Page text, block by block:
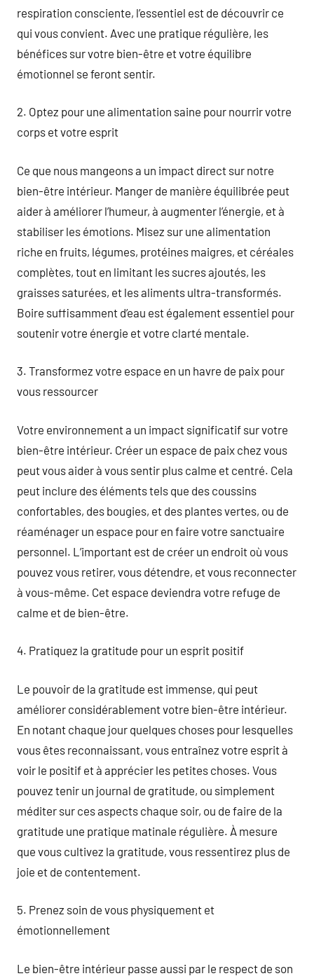
respiration consciente, l’essentiel est de découvrir ce
qui vous convient. Avec une pratique régulière, les
bénéfices sur votre bien-être et votre équilibre
émotionnel se feront sentir.
2. Optez pour une alimentation saine pour nourrir votre
corps et votre esprit
Ce que nous mangeons a un impact direct sur notre
bien-être intérieur. Manger de manière équilibrée peut
aider à améliorer l’humeur, à augmenter l’énergie, et à
stabiliser les émotions. Misez sur une alimentation
riche en fruits, légumes, protéines maigres, et céréales
complètes, tout en limitant les sucres ajoutés, les
graisses saturées, et les aliments ultra-transformés.
Boire suffisamment d’eau est également essentiel pour
soutenir votre énergie et votre clarté mentale.
3. Transformez votre espace en un havre de paix pour
vous ressourcer
Votre environnement a un impact significatif sur votre
bien-être intérieur. Créer un espace de paix chez vous
peut vous aider à vous sentir plus calme et centré. Cela
peut inclure des éléments tels que des coussins
confortables, des bougies, et des plantes vertes, ou de
réaménager un espace pour en faire votre sanctuaire
personnel. L’important est de créer un endroit où vous
pouvez vous retirer, vous détendre, et vous reconnecter
à vous-même. Cet espace deviendra votre refuge de
calme et de bien-être.
4. Pratiquez la gratitude pour un esprit positif
Le pouvoir de la gratitude est immense, qui peut
améliorer considérablement votre bien-être intérieur.
En notant chaque jour quelques choses pour lesquelles
vous êtes reconnaissant, vous entraînez votre esprit à
voir le positif et à apprécier les petites choses. Vous
pouvez tenir un journal de gratitude, ou simplement
méditer sur ces aspects chaque soir, ou de faire de la
gratitude une pratique matinale régulière. À mesure
que vous cultivez la gratitude, vous ressentirez plus de
joie et de contentement.
5. Prenez soin de vous physiquement et
émotionnellement
Le bien-être intérieur passe aussi par le respect de son